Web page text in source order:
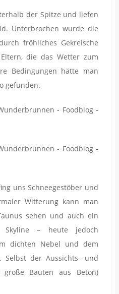
der Spitze und liefen
Unterbrochen wurde die
fröhliches Gekreische
die das Wetter zum
Bedingungen hätte man
gefunden.
uns Schneegestöber und
Witterung kann man
sehen und auch ein
Skyline – heute jedoch
dichten Nebel und dem
Selbst der Aussichts- und
Bauten aus Beton)